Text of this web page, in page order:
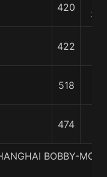
420
3/4
422
518
474
BOBBY-